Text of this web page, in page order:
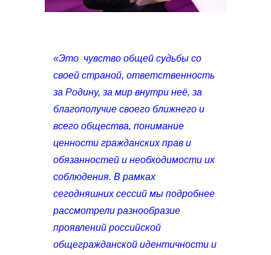
«Это чувство общей судьбы со
своей страной, ответственность
за Родину, за мир внутри неё, за
благополучие своего ближнего и
всего общества, понимание
ценности гражданских прав и
обязанностей и необходимости их
соблюдения. В рамках
сегодняшних сессий мы подробнее
рассмотрели разнообразие
проявлений российской
общегражданской идентичности и